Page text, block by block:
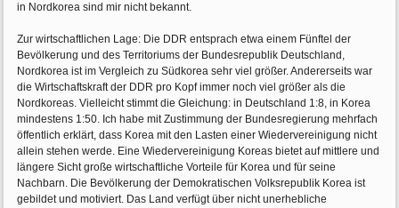
in Nordkorea sind mir nicht bekannt.
Zur wirtschaftlichen Lage: Die DDR entsprach etwa einem Fünftel der
Bevölkerung und des Territoriums der Bundesrepublik Deutschland,
Nordkorea ist im Vergleich zu Südkorea sehr viel größer. Andererseits war
die Wirtschaftskraft der DDR pro Kopf immer noch viel größer als die
Nordkoreas. Vielleicht stimmt die Gleichung: in Deutschland 1:8, in Korea
mindestens 1:50. Ich habe mit Zustimmung der Bundesregierung mehrfach
öffentlich erklärt, dass Korea mit den Lasten einer Wiedervereinigung nicht
allein stehen werde. Eine Wiedervereinigung Koreas bietet auf mittlere und
längere Sicht große wirtschaftliche Vorteile für Korea und für seine
Nachbarn. Die Bevölkerung der Demokratischen Volksrepublik Korea ist
gebildet und motiviert. Das Land verfügt über nicht unerhebliche